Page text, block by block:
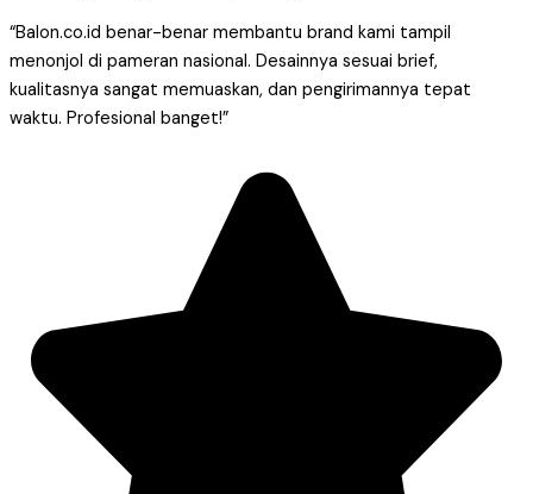
“Balon.co.id benar-benar membantu brand kami tampil
menonjol di pameran nasional. Desainnya sesuai brief,
kualitasnya sangat memuaskan, dan pengirimannya tepat
waktu. Profesional banget!”